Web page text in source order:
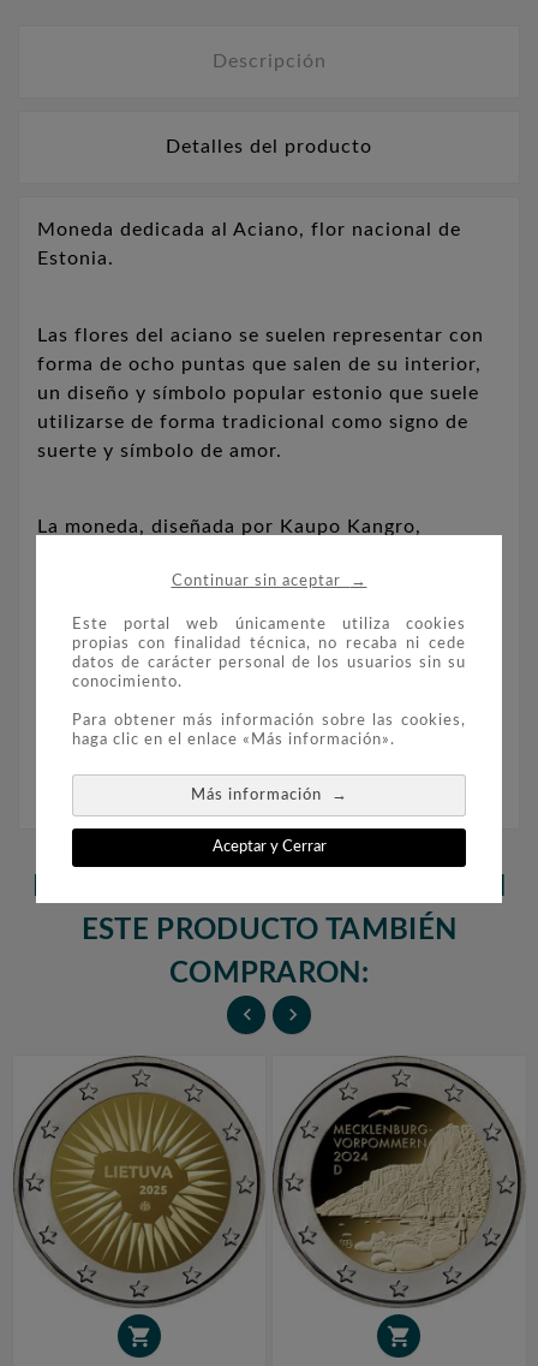
Continuar sin aceptar →
Este portal web únicamente utiliza cookies
propias con finalidad técnica, no recaba ni cede
datos de carácter personal de los usuarios sin su
conocimiento.
Para obtener más información sobre las cookies,
haga clic en el enlace «Más información».
Más información →
Aceptar y Cerrar
Descripción
Detalles del producto
Moneda dedicada al Aciano, flor nacional de
Estonia.
Las flores del aciano se suelen representar con
forma de ocho puntas que salen de su interior,
un diseño y símbolo popular estonio que suele
utilizarse de forma tradicional como signo de
suerte y símbolo de amor.
La moneda, diseñada por Kaupo Kangro,
abierta mostrando todo su esplendor, sobre un
fondo que muestra su entorno natural, un
campo de cereales azotado por el viento. En la
parte izquierda figura la leyenda del nombre
ESTE PRODUCTO TAMBIÉN
COMPRARON:
 
 